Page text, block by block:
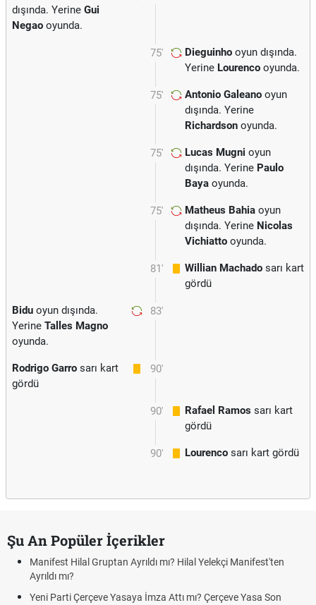
dışında. Yerine Gui
Negao oyunda.
75' Dieguinho oyun dışında.
Yerine Lourenco oyunda.
75' Antonio Galeano oyun
dışında. Yerine
Richardson oyunda.
75' Lucas Mugni oyun
dışında. Yerine Paulo
Baya oyunda.
75' Matheus Bahia oyun
dışında. Yerine Nicolas
Vichiatto oyunda.
81' Willian Machado sarı kart
gördü
83'
Bidu oyun dışında.
Yerine Talles Magno
oyunda.
90'
Rodrigo Garro sarı kart
gördü
90' Rafael Ramos sarı kart
gördü
90' Lourenco sarı kart gördü
Şu An Popüler İçerikler
Manifest Hilal Gruptan Ayrıldı mı? Hilal Yelekçi Manifest'ten
Ayrıldı mı?
Yeni Parti Çerçeve Yasaya İmza Attı mı? Çerçeve Yasa Son